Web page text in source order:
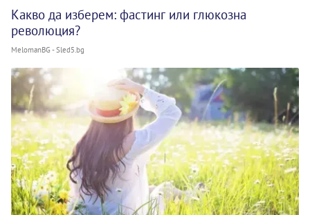
Какво да изберем: фастинг или глюкозна
революция?
MelomanBG - Sled5.bg